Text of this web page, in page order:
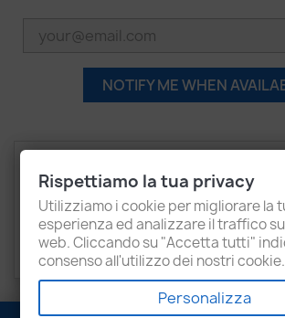
NOTIFY ME WHEN
Recensioni
SKODASuperb
Rispettiamo la tua privacy
Utilizziamo i cookie per migliorare la
esperienza ed analizzare il traffico
web. Cliccando su "Accetta tutti"
consenso all'utilizzo dei nostri cookie.
Personalizza